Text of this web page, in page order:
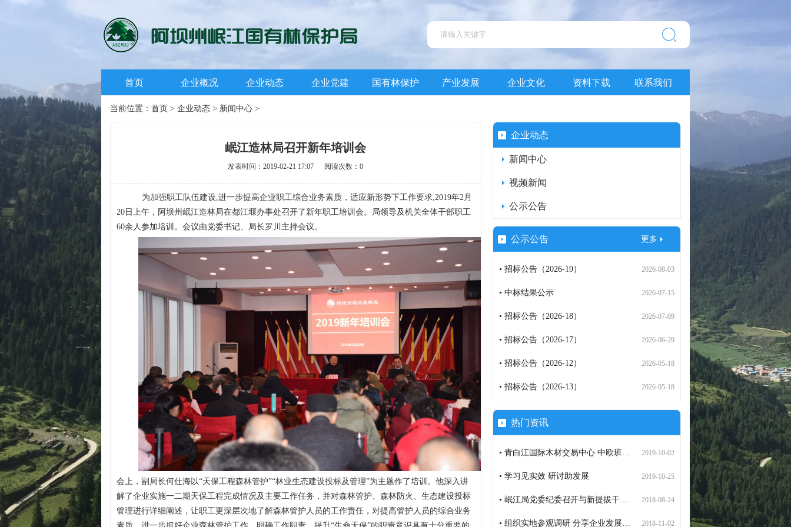
首页 企业概况 企业动态 企业党建 国有林保护 产业发展 企业文化 资料下载 联系我们
当前位置： 首页 > 企业动态 > 新闻中心 >
岷江造林局召开新年培训会
发表时间：2019-02-21 17:07 阅读次数：0
为加强职工队伍建设,进一步提高企业职工综合业务素质，适应新形势下工作要求,2019年2月
20 日上午，阿坝州岷江造林局在都江堰办事处召开了新年职工培训会。局领导及机关全体干部职工
60余人参加培训。会议由党委书记、局长罗川主持会议。
会上，副局长何仕海以“天保工程森林管护”“林业生态建设投标及管理”为主题作了培训。他深入讲
解了企业实施一二期天保工程完成情况及主要工作任务，并对森林管护、森林防火、生态建设投标
管理进行详细阐述，让职工更深层次地了解森林管护人员的工作责任，对提高管护人员的综合业务
企业动态
新闻中心
视频新闻
公示公告
公示公告 更多
2026-08-03
• 招标公告（2026-19）
2026-07-15
• 中标结果公示
2026-07-09
• 招标公告（2026-18）
2026-06-29
• 招标公告（2026-17）
2026-05-18
• 招标公告（2026-12）
2026-05-18
• 招标公告（2026-13）
热门资讯
2019-10-02
• 青白江国际木材交易中心 中欧班列（成都）木材定制班列订舱运营步入正轨
2019-10-25
• 学习见实效 研讨助发展
2018-08-24
• 岷江局党委纪委召开与新提拔干部谈话会议
2018-11-02
• 组织实地参观调研 分享企业发展成果